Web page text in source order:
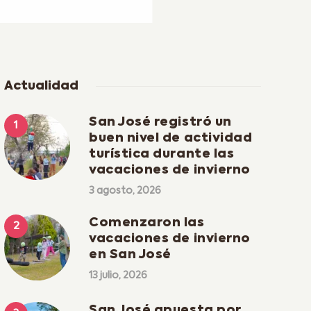
Actualidad
San José registró un
buen nivel de actividad
turística durante las
vacaciones de invierno
3 agosto, 2026
Comenzaron las
vacaciones de invierno
en San José
13 julio, 2026